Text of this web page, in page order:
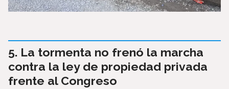
La tormenta no frenó la marcha
contra la ley de propiedad privada
frente al Congreso